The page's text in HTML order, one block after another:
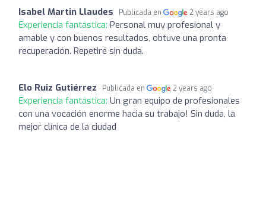
Isabel Martin Llaudes Publicada en 2 years ago
Experiencia fantástica: Personal muy profesional y
amable y con buenos resultados, obtuve una pronta
recuperación. Repetiré sin duda.
Elo Ruiz Gutiérrez Publicada en 2 years ago
Experiencia fantástica: Un gran equipo de profesionales
con una vocación enorme hacia su trabajo! Sin duda, la
mejor clínica de la ciudad